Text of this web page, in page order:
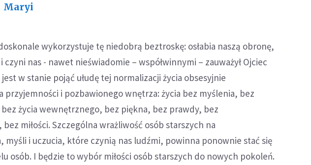
Maryi
wykorzystuje tę niedobrą beztroskę: osłabia naszą obronę,
czyni nas - nawet nieświadomie – współwinnymi – zauważył Ojciec
jest w stanie pojąć ułudę tej normalizacji życia obsesyjnie
przyjemności i pozbawionego wnętrza: życia bez myślenia, bez
bez życia wewnętrznego, bez piękna, bez prawdy, bez
miłości. Szczególna wrażliwość osób starszych na
myśli i uczucia, które czynią nas ludźmi, powinna ponownie stać się
osób. I będzie to wybór miłości osób starszych do nowych pokoleń.